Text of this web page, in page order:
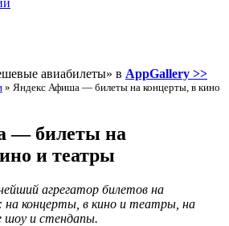
авиабилеты» в AppGallery >>
» Яндекс Афиша — билеты на концерты, в кино
— билеты на
и театры
агрегатор билетов на
на концерты, в кино и театры, на
шоу и стендапы.